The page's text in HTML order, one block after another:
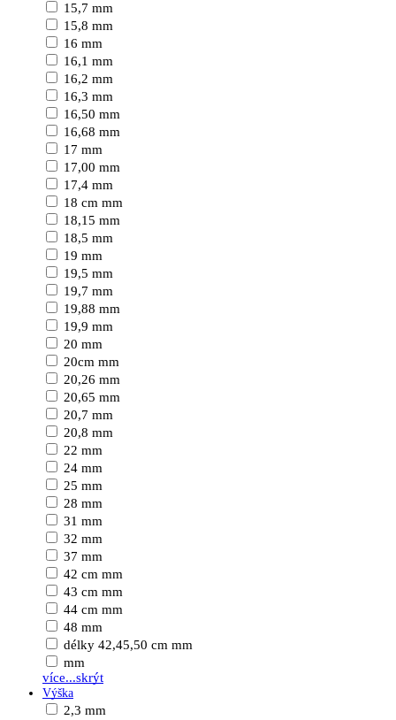
15,7 mm
15,8 mm
16 mm
16,1 mm
16,2 mm
16,3 mm
16,50 mm
16,68 mm
17 mm
17,00 mm
17,4 mm
18 cm mm
18,15 mm
18,5 mm
19 mm
19,5 mm
19,7 mm
19,88 mm
19,9 mm
20 mm
20cm mm
20,26 mm
20,65 mm
20,7 mm
20,8 mm
22 mm
24 mm
25 mm
28 mm
31 mm
32 mm
37 mm
42 cm mm
43 cm mm
44 cm mm
48 mm
délky 42,45,50 cm mm
mm
více...skrýt
Výška
2,3 mm